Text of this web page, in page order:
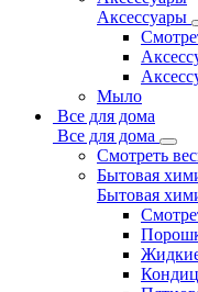
Аксессуары
Мыло
Все для дома
Все для дома
Смотреть
Бытовая
Бытовая
Жидкие